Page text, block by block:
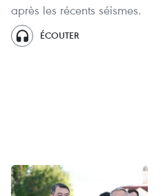
après les récents séismes.
ÉCOUTER